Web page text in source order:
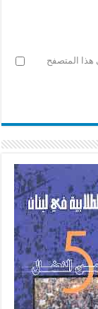
هذا المتصفح